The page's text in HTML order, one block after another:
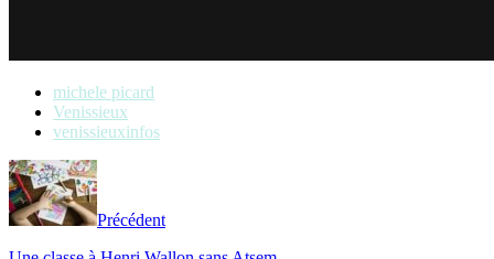
michele picard
Venissieux
venissieuxinfos
Précédent